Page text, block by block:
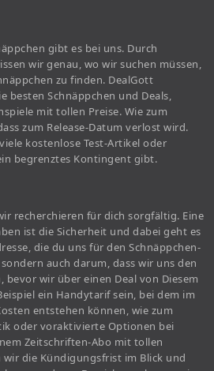
gibt es bei uns. Durch
wir genau, wo wir suchen müssen,
zu finden. DealGott
besten Schnäppchen und Deals,
mit tollen Preise. Wie zum
zum Release-Datum verlost wird.
kostenlose Test-Artikel oder
begrenztes Kontingent gibt.
recherchieren für dich sorgfältig. Eine
ist die Sicherheit und dabei geht es
die du uns für den Schnäppchen-
auch darum, dass wir uns den
bevor wir über einen Deal von Diesem
ein Handytarif sein, bei dem im
entstehen können, wie zum
oder voraktivierte Optionen bei
Zeitschriften-Abo mit tollen
wir die Kündigungsfrist im Blick und